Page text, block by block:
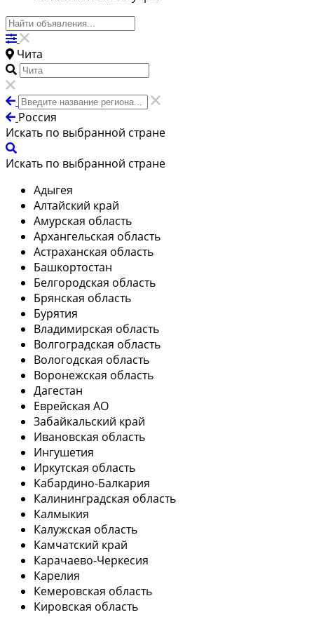
Чита
Россия
Искать по выбранной стране
Искать по выбранной стране
Адыгея
Алтайский край
Амурская область
Архангельская область
Астраханская область
Башкортостан
Белгородская область
Брянская область
Бурятия
Владимирская область
Волгоградская область
Вологодская область
Воронежская область
Дагестан
Еврейская АО
Забайкальский край
Ивановская область
Ингушетия
Иркутская область
Кабардино-Балкария
Калининградская область
Калмыкия
Калужская область
Камчатский край
Карачаево-Черкесия
Карелия
Кемеровская область
Кировская область